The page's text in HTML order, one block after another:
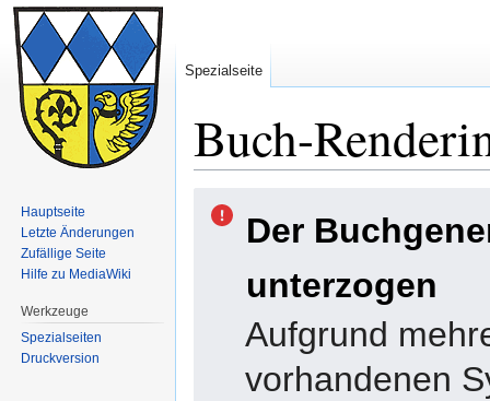
Buch-
Navigation
springen
Suche
springenDer
unterzogen
Aufgrund
vorhandenen
Spezialseite
Hauptseite
Letzte Änderungen
Zufällige Seite
Hilfe zu MediaWiki
Werkzeuge
Spezialseiten
Druckversion